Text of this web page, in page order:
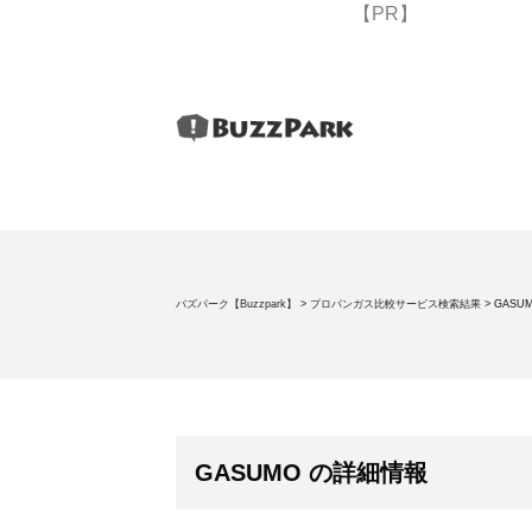
【PR】
バズパーク【Buzzpark】 > プロパンガス比較サービス検索結果 >
GASUMO の詳細情報